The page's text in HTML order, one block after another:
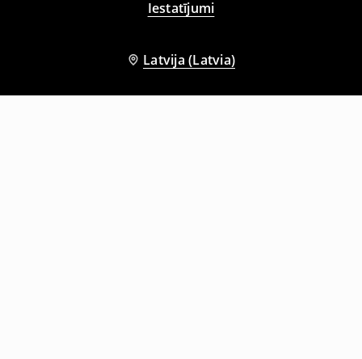
Iestatījumi
Latvija (Latvia)